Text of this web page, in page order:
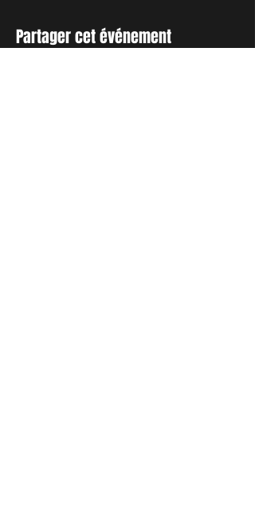
Partager cet événement